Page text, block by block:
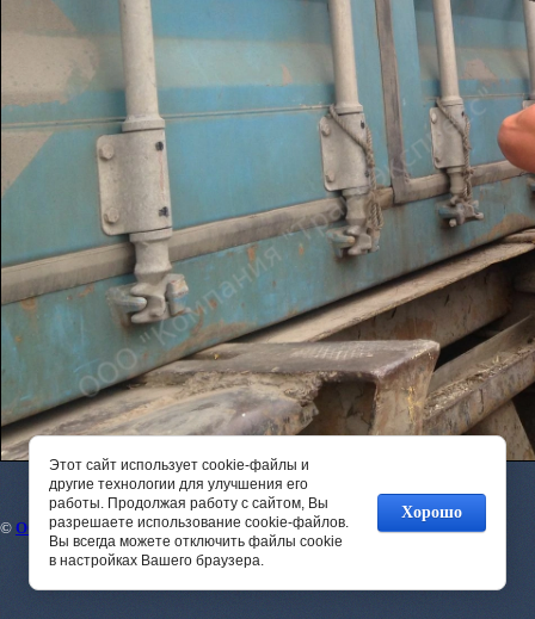
© ООО ТЭК ТрансЭкспресс
Этот сайт использует cookie-файлы и
другие технологии для улучшения его
работы. Продолжая работу с сайтом, Вы
разрешаете использование cookie-файлов.
Вы всегда можете отключить файлы cookie
в настройках Вашего браузера.
Хорошо